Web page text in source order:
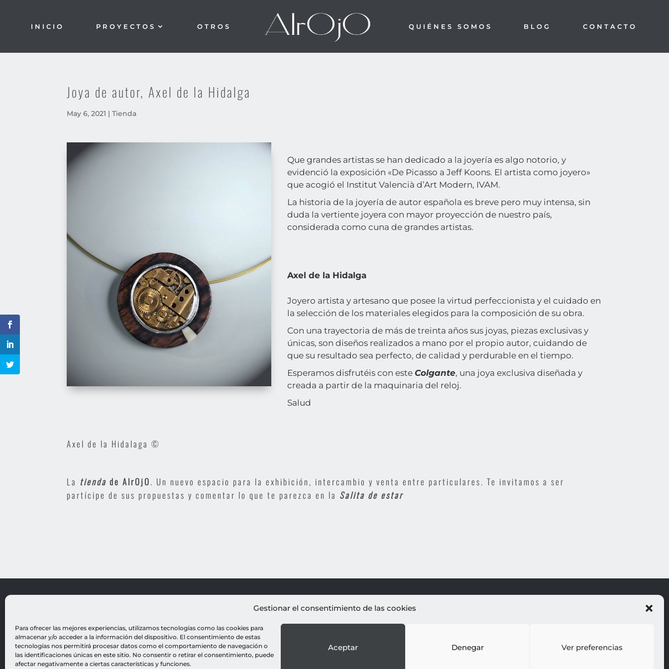
Gestionar el consentimiento de las cookies
Para ofrecer las mejores experiencias, utilizamos tecnologías como las cookies para
almacenar y/o acceder a la información del dispositivo. El consentimiento de estas
tecnologías nos permitirá procesar datos como el comportamiento de navegación o
las identificaciones únicas en este sitio. No consentir o retirar el consentimiento, puede
afectar negativamente a ciertas características y funciones.
Aceptar Denegar Ver preferencias
INICIO PROYECTOS OTROS QUIÉNES SOMOS BLOG CONTACTO
Joya de autor, Axel de la Hidalga
May 6, 2021 |Tienda
Que grandes artistas se han dedicado a la joyería es algo notorio, y
evidenció la exposición «De Picasso a Jeff Koons. El artista como joyero»
que acogió el Institut Valencià d’Art Modern, IVAM.
La historia de la joyería de autor española es breve pero muy intensa, sin
duda la vertiente joyera con mayor proyección de nuestro país,
considerada como cuna de grandes artistas.
Axel de la Hidalga
Joyero artista y artesano que posee la virtud perfeccionista y el cuidado en
la selección de los materiales elegidos para la composición de su obra.
Con una trayectoria de más de treinta años sus joyas, piezas exclusivas y
únicas, son diseños realizados a mano por el propio autor, cuidando de
que su resultado sea perfecto, de calidad y perdurable en el tiempo.
Esperamos disfrutéis con este Colgante, una joya exclusiva diseñada y
creada a partir de la maquinaria del reloj.
Salud
Axel de la Hidalaga ©
La tienda de AlrOjO. Un nuevo espacio para la exhibición, intercambio y venta entre particulares. Te invitamos a ser
partícipe de sus propuestas y comentar lo que te parezca en la Salita de estar
PROYECTOS
© all rights reserved : rocio gutierrez -